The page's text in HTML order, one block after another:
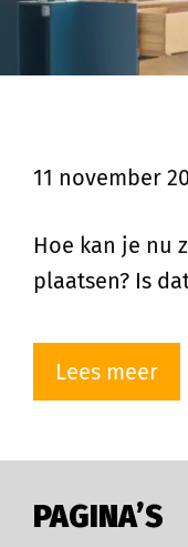
11 november
Hoe kan je nu
plaatsen? Is
Lees meer
PAGINA’S